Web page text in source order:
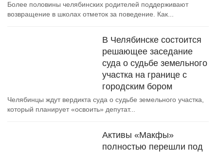
Более половины челябинских родителей поддерживают
возвращение в школах отметок за поведение. Как...
В Челябинске состоится
решающее заседание
суда о судьбе земельного
участка на границе с
городским бором
Челябинцы ждут вердикта суда о судьбе земельного участка,
который планирует «освоить» депутат...
Активы «Макфы»
полностью перешли под